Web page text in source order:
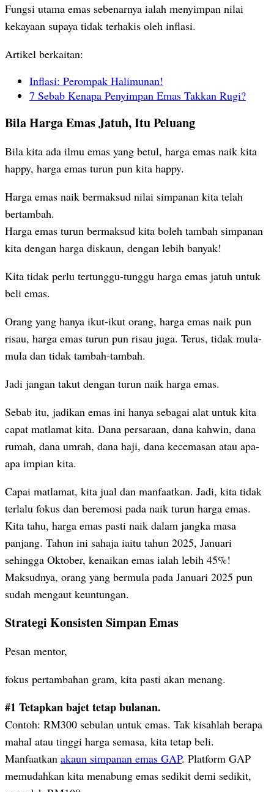
Fungsi utama emas sebenarnya ialah menyimpan nilai
kekayaan supaya tidak terhakis oleh inflasi.
Artikel berkaitan:
Inflasi: Perompak Halimunan!
7 Sebab Kenapa Penyimpan Emas Takkan Rugi?
Bila Harga Emas Jatuh, Itu Peluang
Bila kita ada ilmu emas yang betul, harga emas naik kita
happy, harga emas turun pun kita happy.
Harga emas naik bermaksud nilai simpanan kita telah
bertambah.
Harga emas turun bermaksud kita boleh tambah simpanan
kita dengan harga diskaun, dengan lebih banyak!
Kita tidak perlu tertunggu-tunggu harga emas jatuh untuk
beli emas.
Orang yang hanya ikut-ikut orang, harga emas naik pun
risau, harga emas turun pun risau juga. Terus, tidak mula-
mula dan tidak tambah-tambah.
Jadi jangan takut dengan turun naik harga emas.
Sebab itu, jadikan emas ini hanya sebagai alat untuk kita
capat matlamat kita. Dana persaraan, dana kahwin, dana
rumah, dana umrah, dana haji, dana kecemasan atau apa-
apa impian kita.
Capai matlamat, kita jual dan manfaatkan. Jadi, kita tidak
terlalu fokus dan beremosi pada naik turun harga emas.
Kita tahu, harga emas pasti naik dalam jangka masa
panjang. Tahun ini sahaja iaitu tahun 2025, Januari
sehingga Oktober, kenaikan emas ialah lebih 45%!
Maksudnya, orang yang bermula pada Januari 2025 pun
sudah mengaut keuntungan.
Strategi Konsisten Simpan Emas
Pesan mentor,
fokus pertambahan gram, kita pasti akan menang.
#1 Tetapkan bajet tetap bulanan.
Contoh: RM300 sebulan untuk emas. Tak kisahlah berapa
mahal atau tinggi harga semasa, kita tetap beli.
Manfaatkan akaun simpanan emas GAP. Platform GAP
memudahkan kita menabung emas sedikit demi sedikit,